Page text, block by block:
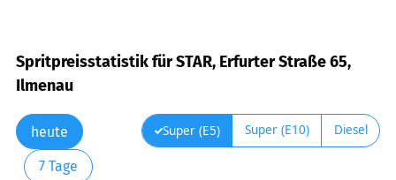
Spritpreisstatistik für STAR, Erfurter Straße 65,
Ilmenau
heute
7 Tage
Super (E5) Super (E10) Diesel